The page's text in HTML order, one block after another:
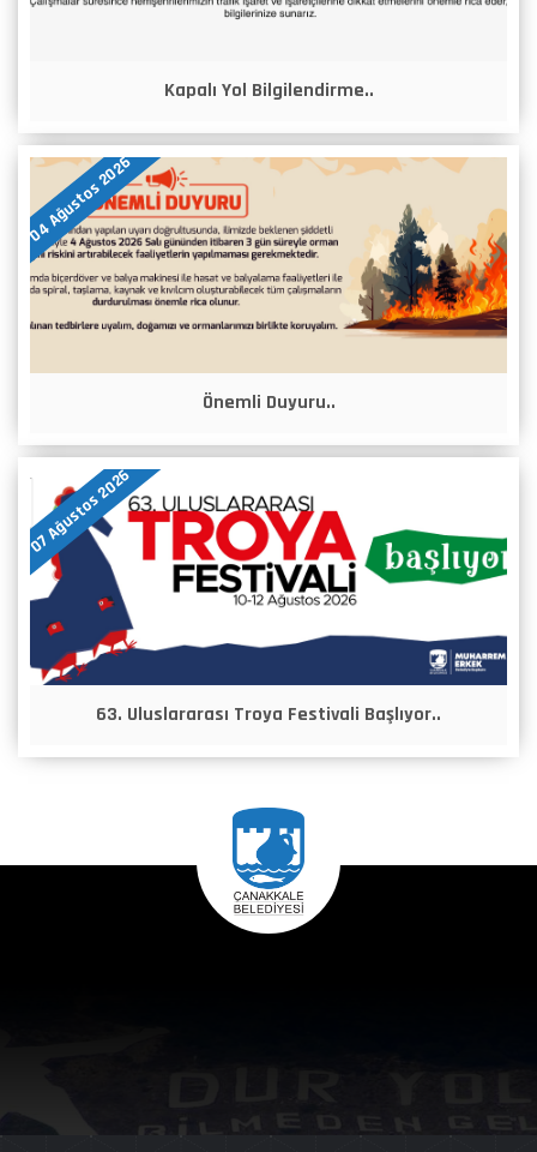
Kapalı Yol Bilgilendirme..
04 Ağustos 2026
Önemli Duyuru..
07 Ağustos 2026
63. Uluslararası Troya Festivali Başlıyor..